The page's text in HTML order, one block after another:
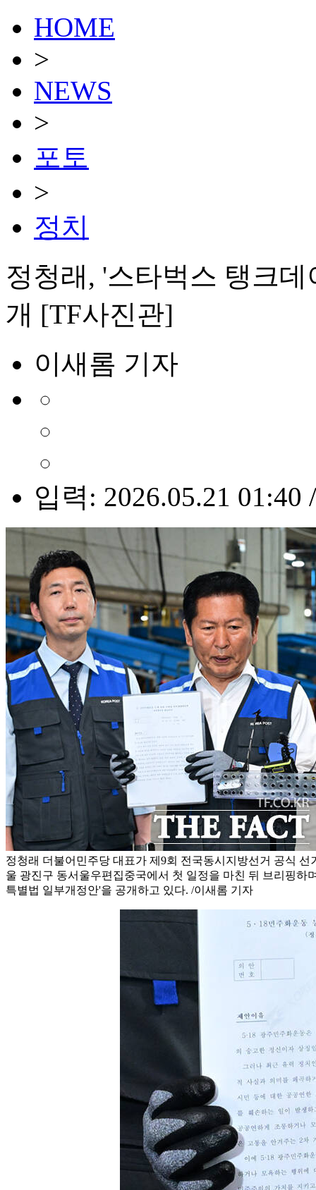
HOME
>
NEWS
>
포토
>
정치
정청래, '스타벅스 탱크
개 [TF사진관]
이새롬 기자
입력: 2026.05.21 01:40
정청래 더불어민주당 대표가 제9회 전국동시지방선거 공식 선
울 광진구 동서울우편집중국에서 첫 일정을 마친 뒤 브리핑하
특별법 일부개정안'을 공개하고 있다. /이새롬 기자